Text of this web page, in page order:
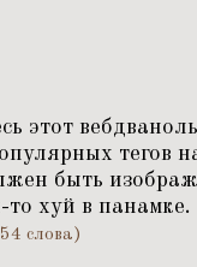
этот
тегов
быть
то хуй в
слова)